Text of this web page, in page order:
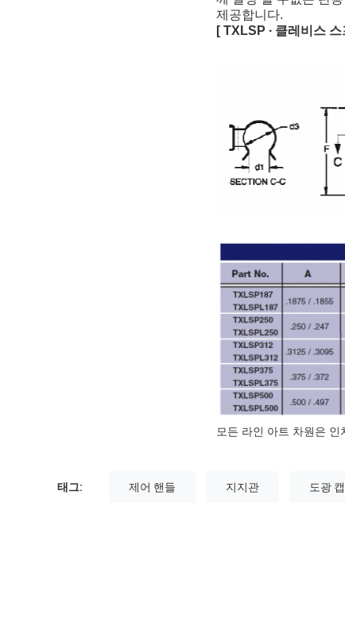
제공합니다.
[ TXLSP ∙ 클레비스
모든 라인 아트 차원은 인
태그: 제어 핸들 지지관 도광 캡